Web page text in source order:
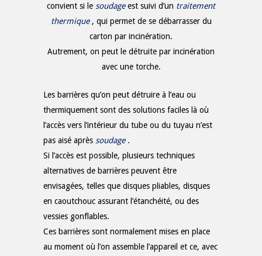
convient si le soudage est suivi d’un traitement
thermique , qui permet de se débarrasser du
carton par incinération.
Autrement, on peut le détruite par incinération
avec une torche.
Les barrières qu’on peut détruire à l’eau ou
thermiquement sont des solutions faciles là où
l’accès vers l’intérieur du tube ou du tuyau n’est
pas aisé après soudage .
Si l’accès est possible, plusieurs techniques
alternatives de barrières peuvent être
envisagées, telles que disques pliables, disques
en caoutchouc assurant l’étanchéité, ou des
vessies gonflables.
Ces barrières sont normalement mises en place
au moment où l’on assemble l’appareil et ce, avec